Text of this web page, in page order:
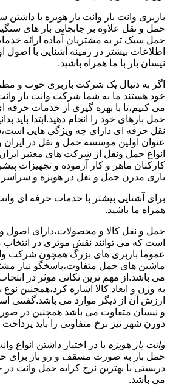
باربری وانت بار وانت بار هویزه با
حمل و نقل علاوه بر جابجایی بار های
حمل سبک تر به مشتریان آماده ارائه
اطلاعات بیشتر در زمینه آشنایی با اصول
نیسان بار با ما همراه باشید.
اگر به دنبال یک شرکت باربری خوب و
خود هستند ما به شما شرکت وانت بار وانت
می کنیم،تا با بهره گیری از خدمات حرفه
حمل بارهای خود را انجام دهید.ابتدا باید
نقل حرفه ای دارای چه ویژگی هایی
عنوان اولین موسسه حمل و نقل در ایران و
انواع حمل ونقل از شرکت های معتبر
کارکنان ماهر و کار آزموده و تجهیزات
باری مدرن حمل و نقل در هویزه و سراسر
برای آشنایی بیشتر با خدمات حرفه ای
همراه ما باشید.
حمل و نقل کالا و محصولات،دارای اصول
است که می توانند نقش موثری در انتخاب
عموما باربری های بزرگ همچون شرکت
ماشین های حمل متفاوت،پاسخگو نیاز
می باشد.از مهم ترین نکاتی موثر در
به وزن و ابعاد کالا اشاره کرد،همچنین
ارزش آن از دیگر موارد می باشد.گفتنی
و نیسان متفاوت می باشد همچنین در
دورن شهر نیز نرخ متفاوتی را باید پرداخت
وانت بار هویزه با در اختیار داشتن
حمل بار به صورت مسقف و رو باز برای
دربستی با بهترین نرخ کرایه حمل وانت
می باشد.